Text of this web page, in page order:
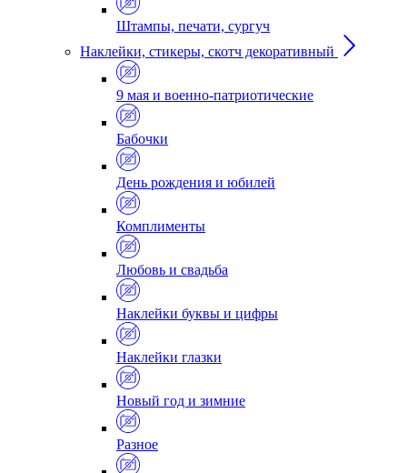
Штампы, печати, сургуч
Наклейки, стикеры, скотч декоративный
9 мая и военно-патриотические
Бабочки
День рождения и юбилей
Комплименты
Любовь и свадьба
Наклейки буквы и цифры
Наклейки глазки
Новый год и зимние
Разное